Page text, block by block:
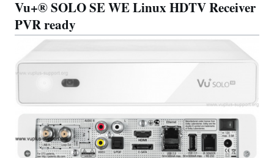
Vu+® SOLO SE WE Linux HDTV Receiver
PVR ready